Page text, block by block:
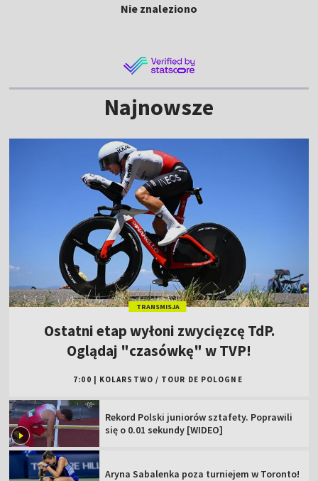
Nie znaleziono
Najnowsze
TRANSMISJA
Ostatni etap wyłoni zwycięzcę TdP.
Oglądaj "czasówkę" w TVP!
7:00 KOLARSTWO / TOUR DE POLOGNE
Rekord Polski juniorów sztafety. Poprawili
się o 0.01 sekundy [WIDEO]
Aryna Sabalenka poza turniejem w Toronto!